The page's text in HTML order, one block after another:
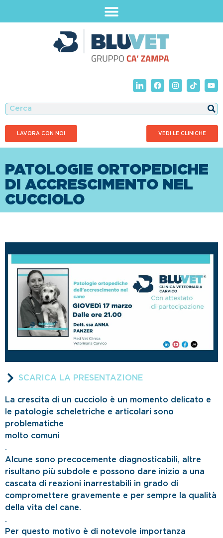
LAVORA CON NOI VEDI LE CLINICHE
PATOLOGIE ORTOPEDICHE
DI ACCRESCIMENTO NEL
CUCCIOLO
SCARICA LA PRESENTAZIONE
La crescita di un cucciolo è un momento delicato e
le patologie scheletriche e articolari sono
problematiche
molto comuni
.
Alcune sono precocemente diagnosticabili, altre
risultano più subdole e possono dare inizio a una
cascata di reazioni inarrestabili in grado di
compromettere gravemente e per sempre la qualità
della vita del cane.
.
Per questo motivo è di notevole importanza